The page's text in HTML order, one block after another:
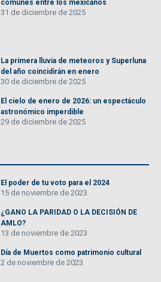
comunes entre los mexicanos
31 de diciembre de 2025
La primera lluvia de meteoros y Superluna
del año coincidirán en enero
30 de diciembre de 2025
El cielo de enero de 2026: un espectáculo
astronómico imperdible
29 de diciembre de 2025
El poder de tu voto para el 2024
15 de noviembre de 2023
¿GANO LA PARIDAD O LA DECISIÓN DE
AMLO?
13 de noviembre de 2023
Día de Muertos como patrimonio cultural
2 de noviembre de 2023